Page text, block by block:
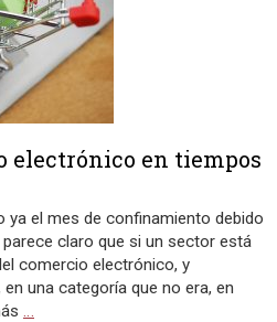
electrónico en tiempos
ya el mes de confinamiento debido
claro que si un sector está
comercio electrónico, y
una categoría que no era, en
…